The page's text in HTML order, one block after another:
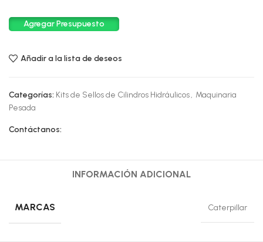
Agregar Presupuesto
Añadir a la lista de deseos
Categorías: Kits de Sellos de Cilindros Hidráulicos, Maquinaria
Pesada
Contáctanos:
INFORMACIÓN ADICIONAL
MARCAS Caterpillar